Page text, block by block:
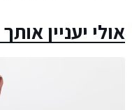
אולי יעניין אותך